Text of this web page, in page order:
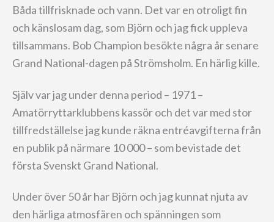
Båda tillfrisknade och vann. Det var en otroligt fin
och känslosam dag, som Björn och jag fick uppleva
tillsammans. Bob Champion besökte några år senare
Grand National-dagen på Strömsholm. En härlig kille.
Själv var jag under denna period – 1971 –
Amatörryttarklubbens kassör och det var med stor
tillfredställelse jag kunde räkna entréavgifterna från
en publik på närmare 10 000 – som bevistade det
första Svenskt Grand National.
Under över 50 år har Björn och jag kunnat njuta av
den härliga atmosfären och spänningen som